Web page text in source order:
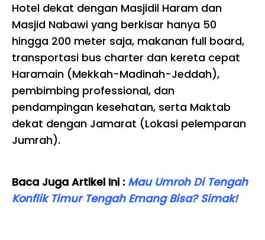
Hotel dekat dengan Masjidil Haram dan
Masjid Nabawi yang berkisar hanya 50
hingga 200 meter saja, makanan full board,
transportasi bus charter dan kereta cepat
Haramain (Mekkah-Madinah-Jeddah),
pembimbing professional, dan
pendampingan kesehatan, serta Maktab
dekat dengan Jamarat (Lokasi pelemparan
Jumrah).
Baca Juga Artikel Ini : Mau Umroh Di Tengah
Konflik Timur Tengah Emang Bisa? Simak!